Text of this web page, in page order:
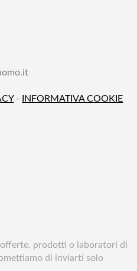
-
INFORMATIVA COOKIE
prodotti o laboratori di
di inviarti solo